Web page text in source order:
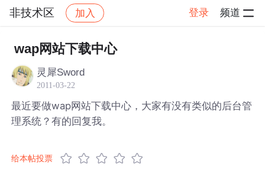
非技术区 加入 登录 频道
非技术区 帖子详情
wap网站下载中心
灵犀Sword
2011-03-22
最近要做wap网站下载中心，大家有没有类似的后台管
理系统？有的回复我。
给本帖投票